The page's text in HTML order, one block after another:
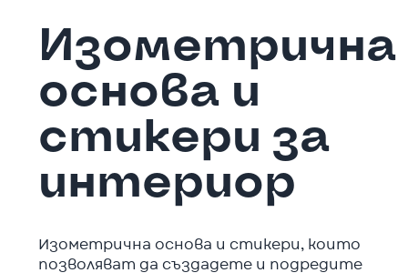
Изометрична
основа и
стикери за
интериор
Изометрична основа и стикери, които
позволяват да създадете и подредите